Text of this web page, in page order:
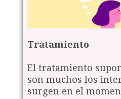
Tratamiento
El tratamiento
son muchos los
surgen en el